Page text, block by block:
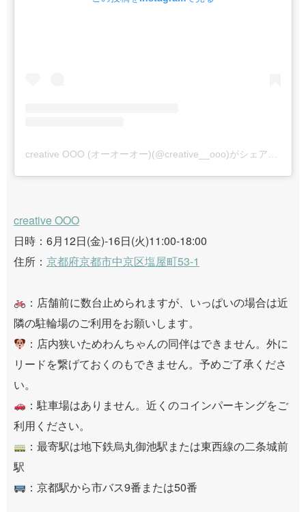
creative OOO
日時：6月12日(金)-16日(火)11:00-18:00
住所： 京都府京都市中京区塩屋町53-1
：店舗前に数台止められますが、いっぱいの場合は近
隣の駐輪場のご利用をお願いします。
：店内狭いためわんちゃんの同伴はできません。外に
リードを繋げておくのもできません。予めご了承くださ
い。
：駐車場はありません。近くのコインパーキングをご
利用ください。
：最寄駅は地下鉄烏丸御池駅または東西線の二条城前
駅
：京都駅から市バス9番または50番